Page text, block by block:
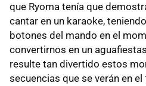
que Ryoma tenía que
cantar en un karaoke,
botones del mando en el
convertirnos en un
resulte tan divertido estos
secuencias que se verán en